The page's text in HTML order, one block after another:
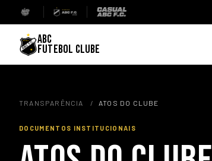
ABC
FUTEBOL CLUBE
TRANSPARÊNCIA / ATOS DO CLUBE
DOCUMENTOS INSTITUCIONAIS